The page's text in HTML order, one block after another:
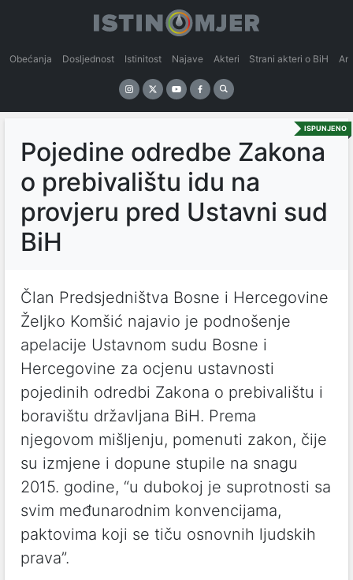
Obećanja Dosljednost Istinitost Najave Akteri Strani akteri o BiH
ISPUNJENO
Pojedine odredbe Zakona
o prebivalištu idu na
provjeru pred Ustavni sud
BiH
Član Predsjedništva Bosne i Hercegovine
Željko Komšić najavio je podnošenje
apelacije Ustavnom sudu Bosne i
Hercegovine za ocjenu ustavnosti
pojedinih odredbi Zakona o prebivalištu i
boravištu državljana BiH. Prema
njegovom mišljenju, pomenuti zakon, čije
su izmjene i dopune stupile na snagu
2015. godine, “u dubokoj je suprotnosti sa
svim međunarodnim konvencijama,
paktovima koji se tiču osnovnih ljudskih
prava”.